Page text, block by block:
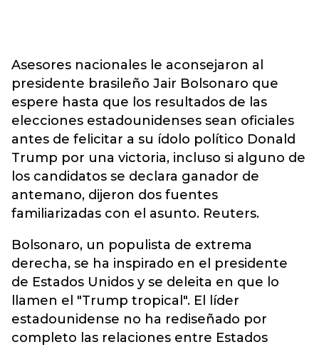
Asesores nacionales le aconsejaron al
presidente brasileño Jair Bolsonaro que
espere hasta que los resultados de las
elecciones estadounidenses sean oficiales
antes de felicitar a su ídolo político Donald
Trump por una victoria, incluso si alguno de
los candidatos se declara ganador de
antemano, dijeron dos fuentes
familiarizadas con el asunto. Reuters.
Bolsonaro, un populista de extrema
derecha, se ha inspirado en el presidente
de Estados Unidos y se deleita en que lo
llamen el "Trump tropical". El líder
estadounidense no ha rediseñado por
completo las relaciones entre Estados